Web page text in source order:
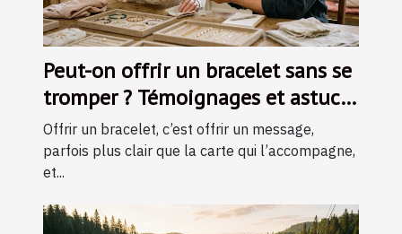
Peut-on offrir un bracelet sans se
tromper ? Témoignages et astuces
d’experts
Offrir un bracelet, c’est offrir un message,
parfois plus clair que la carte qui l’accompagne,
et...